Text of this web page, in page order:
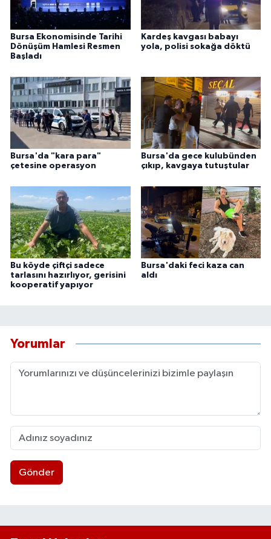
Bursa Ekonomisinde Tarihi
Dönüşüm Hamlesi Resmen
Başladı
Kardeş kavgası babayı
yola, polisi sokağa döktü
Bursa'da "kara para"
çetesine operasyon
Bursa'da gece kulubünden
çıkıp, kavgaya tutuştular
Bu köyde çiftçi sadece
tarlasını hazırlıyor, gerisini
kooperatif yapıyor
Bursa'daki feci kaza can
aldı
Yorumlar
Gönder